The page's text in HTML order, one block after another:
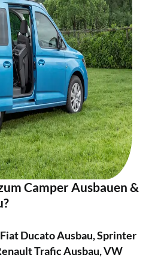
Camper Ausbauen &
Ducato Ausbau, Sprinter
Trafic Ausbau, VW